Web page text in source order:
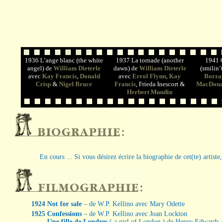
1936 L’ange blanc (the white
angel) de William Dieterle
avec Kay Francis, Donald
Crisp & Nigel Bruce
1937 La tornade (another
dawn) de William Dieterle
avec Errol Flynn, Kay
Francis, Frieda Inescort &
Herbert Mundin
1941
En cours ... Si vous désirez écrire la biographie de cet(te)
1924 Not for sale – de W.P. Kellino avec Mary Odette
1925 Confessions – de W.P. Kellino avec Joan Lockton